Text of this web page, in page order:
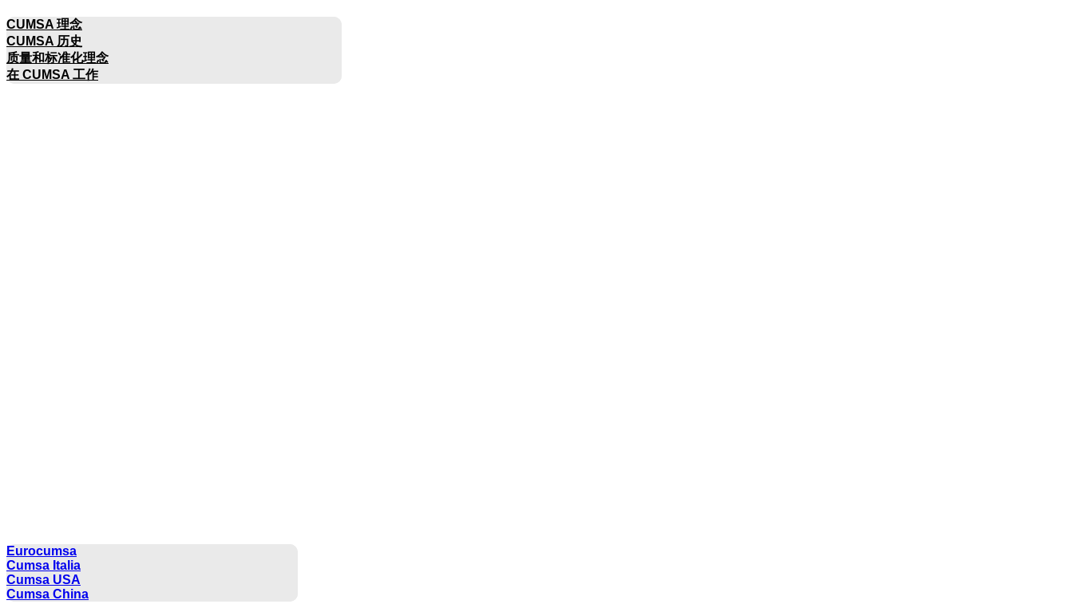
CUMSA 理念
CUMSA 历史
质量和标准化理念
在 CUMSA 工作
Eurocumsa
Cumsa Italia
Cumsa USA
Cumsa China